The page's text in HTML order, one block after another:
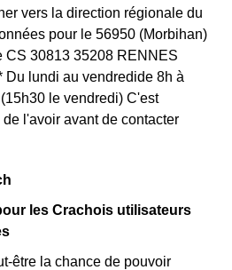
vers la direction régionale du
pour le 56950 (Morbihan)
CS 30813 35208 RENNES
Du lundi au vendredide 8h à
le vendredi) C'est
l'avoir avant de contacter
les Crachois utilisateurs
être la chance de pouvoir